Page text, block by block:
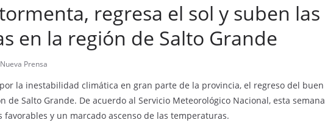
regresa el sol y suben las
en la región de Salto Grande
Nueva Prensa
la inestabilidad climática en gran parte de la provincia, el regreso del buen
de Salto Grande. De acuerdo al Servicio Meteorológico Nacional, esta semana
favorables y un marcado ascenso de las temperaturas.